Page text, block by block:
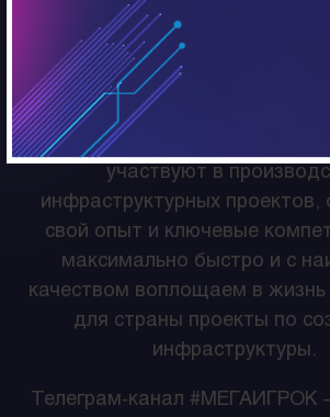
аналитическое
сервисы и ЭТП.
Мегаигрок — это внутренний
дочерних и зависимых
и подразделений Банка,
участвуют в
инфраструктурных проектов,
свой опыт и ключевые
максимально быстро и с
качеством воплощаем в
для страны проекты по
инфраструктуры.
Телеграм-канал #МЕГАИГРОК